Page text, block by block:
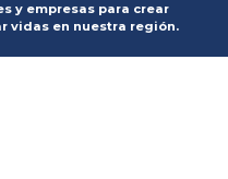
y empresas para crear
vidas en nuestra región.